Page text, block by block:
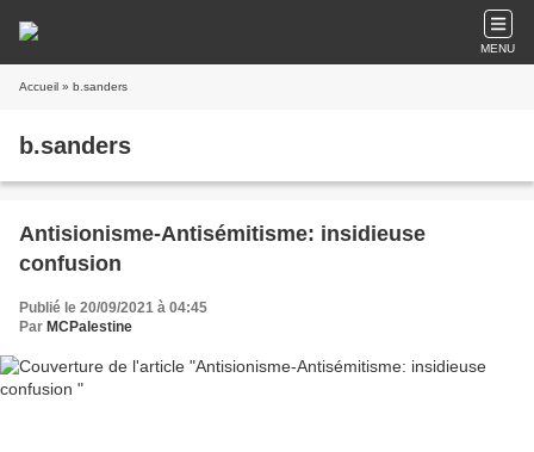
MENU
Accueil » b.sanders
b.sanders
Antisionisme-Antisémitisme: insidieuse
confusion
Publié le 20/09/2021 à 04:45
Par MCPalestine